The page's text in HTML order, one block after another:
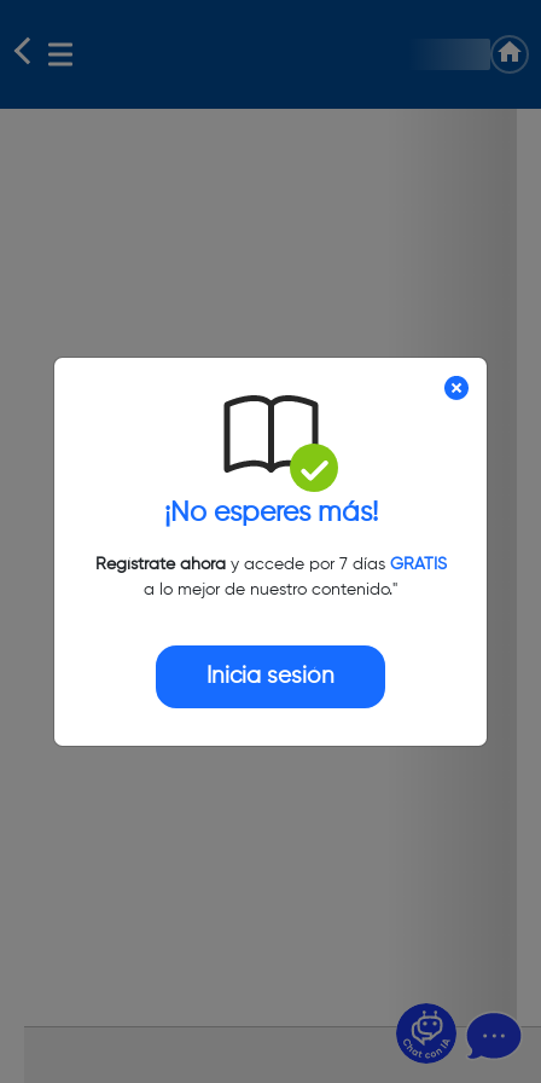
¡No esperes más!
Regístrate ahoray accede por 7 días GRATIS
a lo mejor de nuestro contenido."
Inicia sesión